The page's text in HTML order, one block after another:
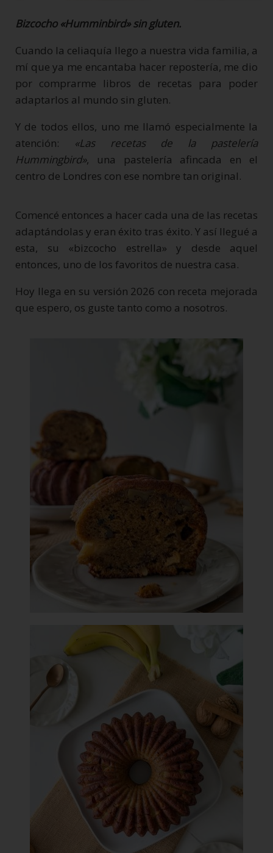
Bizcocho «Humminbird» sin gluten.
Cuando la celiaquía llego a nuestra vida familia, a
mí que ya me encantaba hacer repostería, me dio
por comprarme libros de recetas para poder
adaptarlos al mundo sin gluten.
Y de todos ellos, uno me llamó especialmente la
atención: «Las recetas de la pastelería
Hummingbird», una pastelería afincada en el
centro de Londres con ese nombre tan original.
Comencé entonces a hacer cada una de las recetas
adaptándolas y eran éxito tras éxito. Y así llegué a
esta, su «bizcocho estrella» y desde aquel
entonces, uno de los favoritos de nuestra casa.
Hoy llega en su versión 2026 con receta mejorada
que espero, os guste tanto como a nosotros.